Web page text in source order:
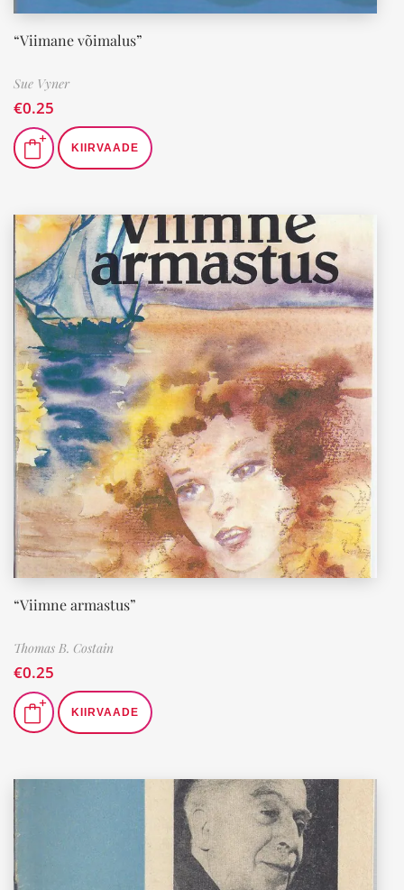
“Viimane võimalus”
Sue Vyner
€0.25
KIIRVAADE
“Viimne armastus”
Thomas B. Costain
€0.25
KIIRVAADE